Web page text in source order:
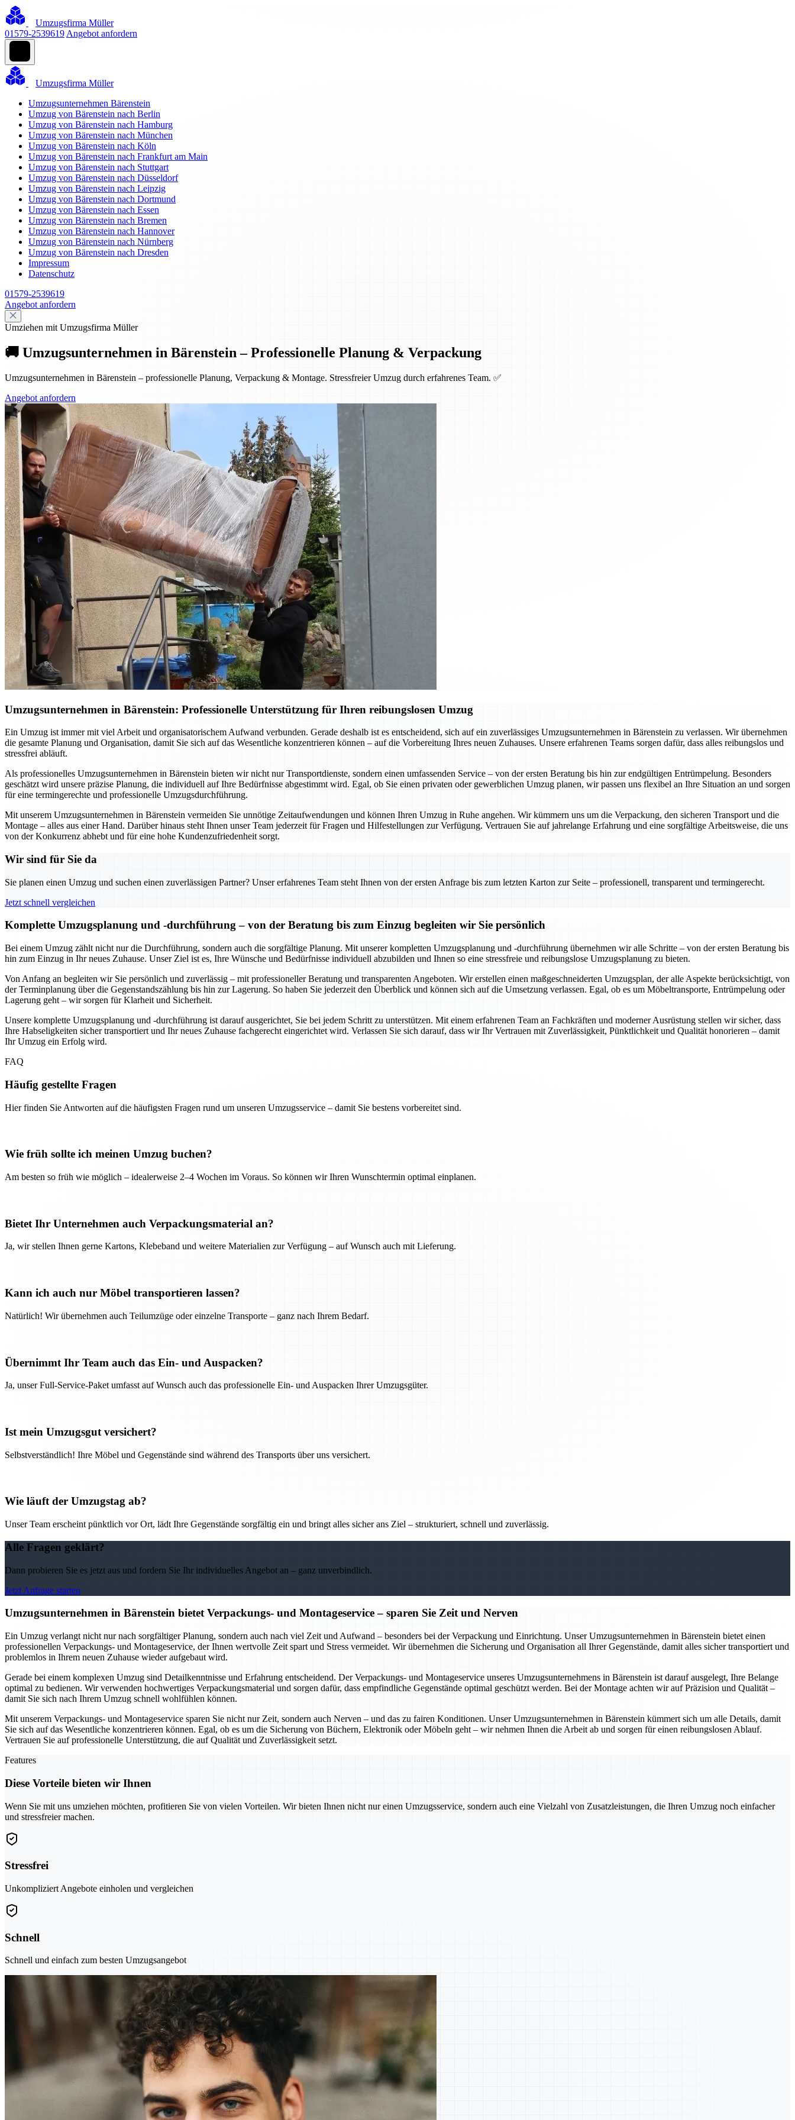
Umzugsfirma Müller
01579-2539619 Angebot anfordern
Umzugsfirma Müller
Umzugsunternehmen Bärenstein
Umzug von Bärenstein nach Berlin
Umzug von Bärenstein nach Hamburg
Umzug von Bärenstein nach München
Umzug von Bärenstein nach Köln
Umzug von Bärenstein nach Frankfurt am Main
Umzug von Bärenstein nach Stuttgart
Umzug von Bärenstein nach Düsseldorf
Umzug von Bärenstein nach Leipzig
Umzug von Bärenstein nach Dortmund
Umzug von Bärenstein nach Essen
Umzug von Bärenstein nach Bremen
Umzug von Bärenstein nach Hannover
Umzug von Bärenstein nach Nürnberg
Umzug von Bärenstein nach Dresden
Impressum
Datenschutz
01579-2539619
Angebot anfordern
Umziehen mit Umzugsfirma Müller
🚚 Umzugsunternehmen in Bärenstein – Professionelle Planung & Verpackung
Umzugsunternehmen in Bärenstein – professionelle Planung, Verpackung & Montage. Stressfreier Umzug durch erfahrenes Team. ✅
Angebot anfordern
Umzugsunternehmen in Bärenstein: Professionelle Unterstützung für Ihren reibungslosen Umzug
Ein Umzug ist immer mit viel Arbeit und organisatorischem Aufwand verbunden. Gerade deshalb ist es entscheidend, sich auf ein zuverlässiges Umzugsunternehmen in Bärenstein zu verlassen. Wir übernehmen
die gesamte Planung und Organisation, damit Sie sich auf das Wesentliche konzentrieren können – auf die Vorbereitung Ihres neuen Zuhauses. Unsere erfahrenen Teams sorgen dafür, dass alles reibungslos und
stressfrei abläuft.
Als professionelles Umzugsunternehmen in Bärenstein bieten wir nicht nur Transportdienste, sondern einen umfassenden Service – von der ersten Beratung bis hin zur endgültigen Entrümpelung. Besonders
geschätzt wird unsere präzise Planung, die individuell auf Ihre Bedürfnisse abgestimmt wird. Egal, ob Sie einen privaten oder gewerblichen Umzug planen, wir passen uns flexibel an Ihre Situation an und sorgen
für eine termingerechte und professionelle Umzugsdurchführung.
Mit unserem Umzugsunternehmen in Bärenstein vermeiden Sie unnötige Zeitaufwendungen und können Ihren Umzug in Ruhe angehen. Wir kümmern uns um die Verpackung, den sicheren Transport und die
Montage – alles aus einer Hand. Darüber hinaus steht Ihnen unser Team jederzeit für Fragen und Hilfestellungen zur Verfügung. Vertrauen Sie auf jahrelange Erfahrung und eine sorgfältige Arbeitsweise, die uns
von der Konkurrenz abhebt und für eine hohe Kundenzufriedenheit sorgt.
Wir sind für Sie da
Sie planen einen Umzug und suchen einen zuverlässigen Partner? Unser erfahrenes Team steht Ihnen von der ersten Anfrage bis zum letzten Karton zur Seite – professionell, transparent und termingerecht.
Jetzt schnell vergleichen
Komplette Umzugsplanung und -durchführung – von der Beratung bis zum Einzug begleiten wir Sie persönlich
Bei einem Umzug zählt nicht nur die Durchführung, sondern auch die sorgfältige Planung. Mit unserer kompletten Umzugsplanung und -durchführung übernehmen wir alle Schritte – von der ersten Beratung bis
hin zum Einzug in Ihr neues Zuhause. Unser Ziel ist es, Ihre Wünsche und Bedürfnisse individuell abzubilden und Ihnen so eine stressfreie und reibungslose Umzugsplanung zu bieten.
Von Anfang an begleiten wir Sie persönlich und zuverlässig – mit professioneller Beratung und transparenten Angeboten. Wir erstellen einen maßgeschneiderten Umzugsplan, der alle Aspekte berücksichtigt, von
der Terminplanung über die Gegenstandszählung bis hin zur Lagerung. So haben Sie jederzeit den Überblick und können sich auf die Umsetzung verlassen. Egal, ob es um Möbeltransporte, Entrümpelung oder
Lagerung geht – wir sorgen für Klarheit und Sicherheit.
Unsere komplette Umzugsplanung und -durchführung ist darauf ausgerichtet, Sie bei jedem Schritt zu unterstützen. Mit einem erfahrenen Team an Fachkräften und moderner Ausrüstung stellen wir sicher, dass
Ihre Habseligkeiten sicher transportiert und Ihr neues Zuhause fachgerecht eingerichtet wird. Verlassen Sie sich darauf, dass wir Ihr Vertrauen mit Zuverlässigkeit, Pünktlichkeit und Qualität honorieren – damit
Ihr Umzug ein Erfolg wird.
FAQ
Häufig gestellte Fragen
Hier finden Sie Antworten auf die häufigsten Fragen rund um unseren Umzugsservice – damit Sie bestens vorbereitet sind.
Wie früh sollte ich meinen Umzug buchen?
Am besten so früh wie möglich – idealerweise 2–4 Wochen im Voraus. So können wir Ihren Wunschtermin optimal einplanen.
Bietet Ihr Unternehmen auch Verpackungsmaterial an?
Ja, wir stellen Ihnen gerne Kartons, Klebeband und weitere Materialien zur Verfügung – auf Wunsch auch mit Lieferung.
Kann ich auch nur Möbel transportieren lassen?
Natürlich! Wir übernehmen auch Teilumzüge oder einzelne Transporte – ganz nach Ihrem Bedarf.
Übernimmt Ihr Team auch das Ein- und Auspacken?
Ja, unser Full-Service-Paket umfasst auf Wunsch auch das professionelle Ein- und Auspacken Ihrer Umzugsgüter.
Ist mein Umzugsgut versichert?
Selbstverständlich! Ihre Möbel und Gegenstände sind während des Transports über uns versichert.
Wie läuft der Umzugstag ab?
Unser Team erscheint pünktlich vor Ort, lädt Ihre Gegenstände sorgfältig ein und bringt alles sicher ans Ziel – strukturiert, schnell und zuverlässig.
Alle Fragen geklärt?
Dann probieren Sie es jetzt aus und fordern Sie Ihr individuelles Angebot an – ganz unverbindlich.
Jetzt Anfrage starten
Umzugsunternehmen in Bärenstein bietet Verpackungs- und Montageservice – sparen Sie Zeit und Nerven
Ein Umzug verlangt nicht nur nach sorgfältiger Planung, sondern auch nach viel Zeit und Aufwand – besonders bei der Verpackung und Einrichtung. Unser Umzugsunternehmen in Bärenstein bietet einen
professionellen Verpackungs- und Montageservice, der Ihnen wertvolle Zeit spart und Stress vermeidet. Wir übernehmen die Sicherung und Organisation all Ihrer Gegenstände, damit alles sicher transportiert und
problemlos in Ihrem neuen Zuhause wieder aufgebaut wird.
Gerade bei einem komplexen Umzug sind Detailkenntnisse und Erfahrung entscheidend. Der Verpackungs- und Montageservice unseres Umzugsunternehmens in Bärenstein ist darauf ausgelegt, Ihre Belange
optimal zu bedienen. Wir verwenden hochwertiges Verpackungsmaterial und sorgen dafür, dass empfindliche Gegenstände optimal geschützt werden. Bei der Montage achten wir auf Präzision und Qualität –
damit Sie sich nach Ihrem Umzug schnell wohlfühlen können.
Mit unserem Verpackungs- und Montageservice sparen Sie nicht nur Zeit, sondern auch Nerven – und das zu fairen Konditionen. Unser Umzugsunternehmen in Bärenstein kümmert sich um alle Details, damit
Sie sich auf das Wesentliche konzentrieren können. Egal, ob es um die Sicherung von Büchern, Elektronik oder Möbeln geht – wir nehmen Ihnen die Arbeit ab und sorgen für einen reibungslosen Ablauf.
Vertrauen Sie auf professionelle Unterstützung, die auf Qualität und Zuverlässigkeit setzt.
Features
Diese Vorteile bieten wir Ihnen
Wenn Sie mit uns umziehen möchten, profitieren Sie von vielen Vorteilen. Wir bieten Ihnen nicht nur einen Umzugsservice, sondern auch eine Vielzahl von Zusatzleistungen, die Ihren Umzug noch einfacher
und stressfreier machen.
Stressfrei
Unkompliziert Angebote einholen und vergleichen
Schnell
Schnell und einfach zum besten Umzugsangebot